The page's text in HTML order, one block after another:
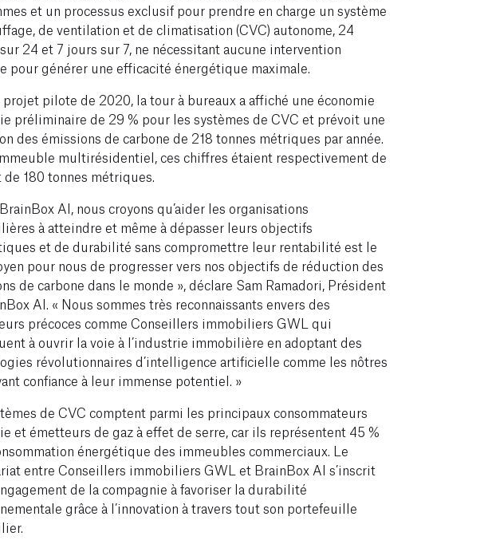
et un processus exclusif pour prendre en charge un système
de ventilation et de climatisation (CVC) autonome, 24
24 et 7 jours sur 7, ne nécessitant aucune intervention
pour générer une efficacité énergétique maximale.
projet pilote de 2020, la tour à bureaux a affiché une économie
préliminaire de 29 % pour les systèmes de CVC et prévoit une
des émissions de carbone de 218 tonnes métriques par année.
multirésidentiel, ces chiffres étaient respectivement de
de 180 tonnes métriques.
AI, nous croyons qu’aider les organisations
à atteindre et même à dépasser leurs objectifs
et de durabilité sans compromettre leur rentabilité est le
pour nous de progresser vers nos objectifs de réduction des
de carbone dans le monde », déclare Sam Ramadori, Président
AI. « Nous sommes très reconnaissants envers des
précoces comme Conseillers immobiliers GWL qui
à ouvrir la voie à l’industrie immobilière en adoptant des
révolutionnaires d’intelligence artificielle comme les nôtres
confiance à leur immense potentiel. »
de CVC comptent parmi les principaux consommateurs
et émetteurs de gaz à effet de serre, car ils représentent 45 %
énergétique des immeubles commerciaux. Le
entre Conseillers immobiliers GWL et BrainBox AI s’inscrit
de la compagnie à favoriser la durabilité
grâce à l’innovation à travers tout son portefeuille